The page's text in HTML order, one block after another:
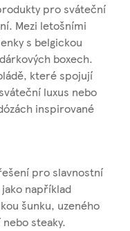
pro sváteční
Mezi letošními
s belgickou
boxech.
které spojují
luxus nebo
inspirované
pro slavnostní
například
šunku, uzeného
steaky.